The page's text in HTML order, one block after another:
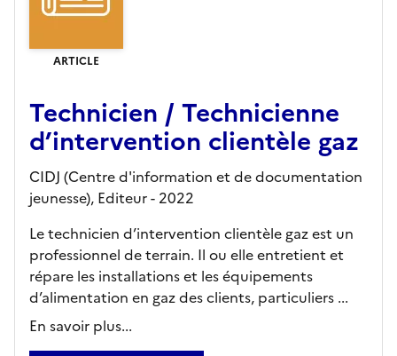
ARTICLE
Technicien / Technicienne
d’intervention clientèle gaz
CIDJ (Centre d'information et de documentation
jeunesse), Editeur- 2022
Le technicien d’intervention clientèle gaz est un
professionnel de terrain. Il ou elle entretient et
répare les installations et les équipements
d’alimentation en gaz des clients, particuliers ...
En savoir plus...